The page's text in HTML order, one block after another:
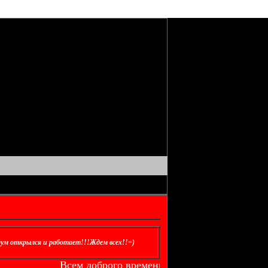
открылся и работает!!!Ждем всех!!=)
Всем доброго времени суток!! Приветствуем вас